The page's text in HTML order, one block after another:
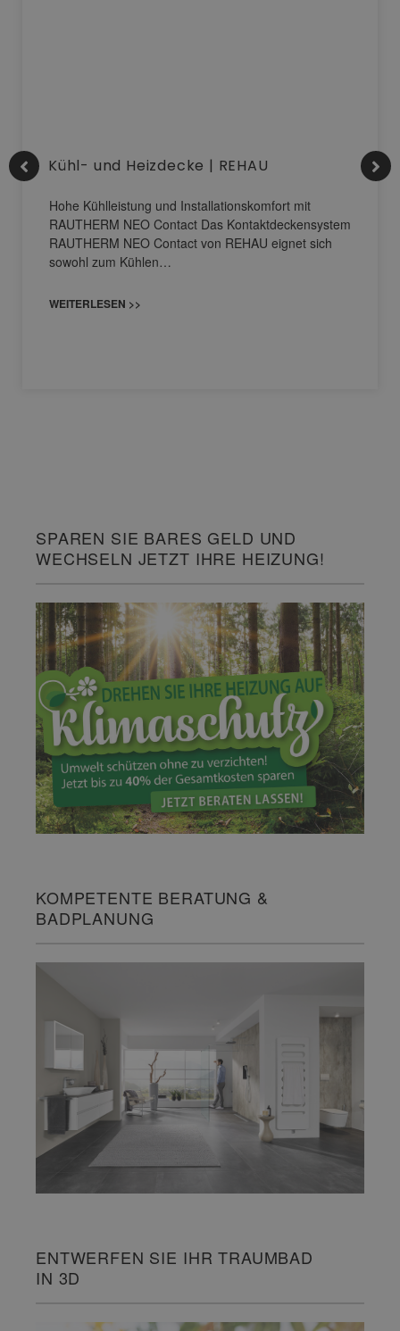
Kühl- und Heizdecke | REHAU
Hohe Kühlleistung und Installationskomfort mit
RAUTHERM NEO Contact Das Kontaktdeckensystem
RAUTHERM NEO Contact von REHAU eignet sich
sowohl zum Kühlen…
WEITERLESEN >>
SPAREN SIE BARES GELD UND
WECHSELN JETZT IHRE HEIZUNG!
KOMPETENTE BERATUNG &
BADPLANUNG
ENTWERFEN SIE IHR TRAUMBAD
IN 3D